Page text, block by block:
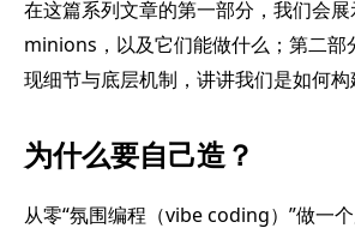
在这篇系列文章的第一部分，我们会
minions，以及它们能做什么；第二部
现细节与底层机制，讲讲我们是如何构
为什么要自己造？
从零“氛围编程（vibe coding）”做一